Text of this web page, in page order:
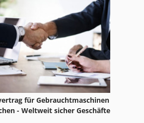
für Gebrauchtmaschinen
- Weltweit sicher Geschäfte